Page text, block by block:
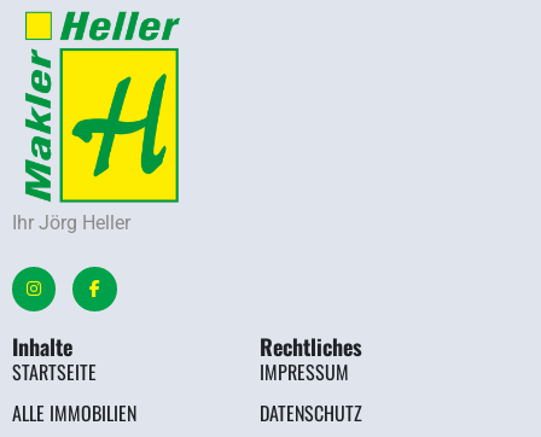
Ihr Jörg Heller
Inhalte
STARTSEITE
ALLE IMMOBILIEN
Rechtliches
IMPRESSUM
DATENSCHUTZ